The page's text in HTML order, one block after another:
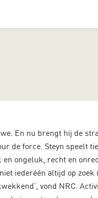
En nu brengt hij de
de force. Steyn speelt
ongeluk, recht en
iederéén altijd op zoek
vond NRC.